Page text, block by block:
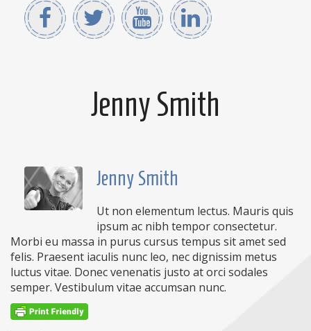
Jenny Smith
Jenny Smith
Ut non elementum lectus. Mauris quis
ipsum ac nibh tempor consectetur.
Morbi eu massa in purus cursus tempus sit amet sed
felis. Praesent iaculis nunc leo, nec dignissim metus
luctus vitae. Donec venenatis justo at orci sodales
semper. Vestibulum vitae accumsan nunc.